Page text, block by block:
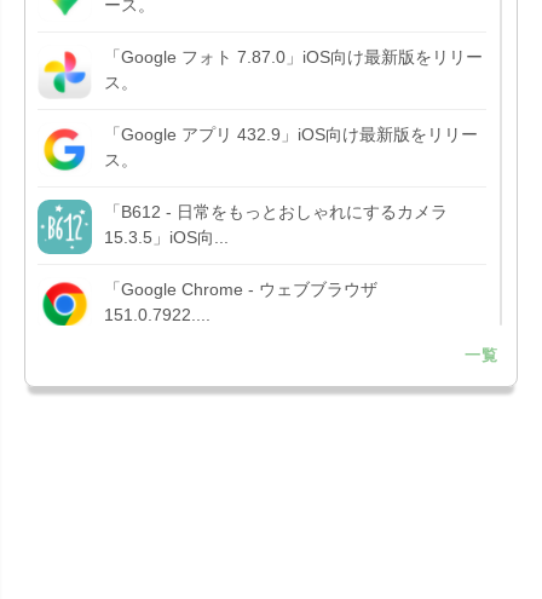
ース。
「Google フォト 7.87.0」iOS向け最新版をリリー
ス。
「Google アプリ 432.9」iOS向け最新版をリリー
ス。
「B612 - 日常をもっとおしゃれにするカメラ
15.3.5」iOS向...
「Google Chrome - ウェブブラウザ
151.0.7922....
「Microsoft OneDrive 18.7.3」iOS向け最新版を...
一覧